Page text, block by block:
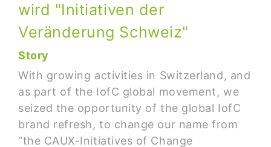
wird "Initiativen der
Veränderung Schweiz"
Story
With growing activities in Switzerland, and
as part of the IofC global movement, we
seized the opportunity of the global IofC
brand refresh, to change our name from
“the CAUX-Initiatives of Change